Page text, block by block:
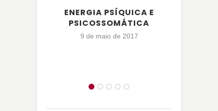
ENERGIA PSÍQUICA E
PSICOSSOMÁTICA
9 de maio de 2017